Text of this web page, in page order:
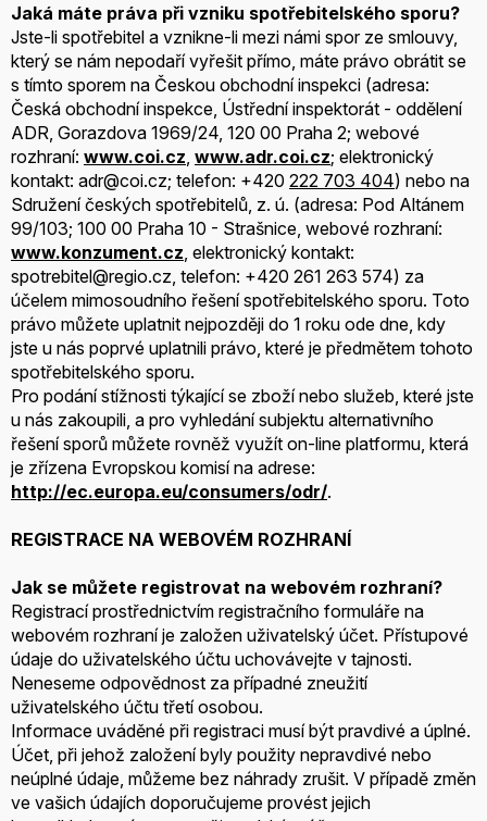
Jaká máte práva při vzniku spotřebitelského sporu?
Jste-li spotřebitel a vznikne-li mezi námi spor ze smlouvy,
který se nám nepodaří vyřešit přímo, máte právo obrátit se
s tímto sporem na Českou obchodní inspekci (adresa:
Česká obchodní inspekce, Ústřední inspektorát - oddělení
ADR, Gorazdova 1969/24, 120 00 Praha 2; webové
rozhraní: www.coi.cz www.adr.coi.cz; elektronický
kontakt: adr@coi.cz; telefon: +420 222 703 404) nebo na
Sdružení českých spotřebitelů, z. ú. (adresa: Pod Altánem
99/103; 100 00 Praha 10 - Strašnice, webové rozhraní:
www.konzument.cz , elektronický kontakt:
spotrebitel@regio.cz, telefon: +420 261 263 574) za
účelem mimosoudního řešení spotřebitelského sporu. Toto
právo můžete uplatnit nejpozději do 1 roku ode dne, kdy
jste u nás poprvé uplatnili právo, které je předmětem tohoto
spotřebitelského sporu.
Pro podání stížnosti týkající se zboží nebo služeb, které jste
u nás zakoupili, a pro vyhledání subjektu alternativního
řešení sporů můžete rovněž využít on-line platformu, která
je zřízena Evropskou komisí na adrese:
http://ec.europa.eu/consumers/odr/.
REGISTRACE NA WEBOVÉM ROZHRANÍ
Jak se můžete registrovat na webovém rozhraní?
Registrací prostřednictvím registračního formuláře na
webovém rozhraní je založen uživatelský účet. Přístupové
údaje do uživatelského účtu uchovávejte v tajnosti.
Neneseme odpovědnost za případné zneužití
uživatelského účtu třetí osobou.
Informace uváděné při registraci musí být pravdivé a úplné.
Účet, při jehož založení byly použity nepravdivé nebo
neúplné údaje, můžeme bez náhrady zrušit. V případě změn
ve vašich údajích doporučujeme provést jejich